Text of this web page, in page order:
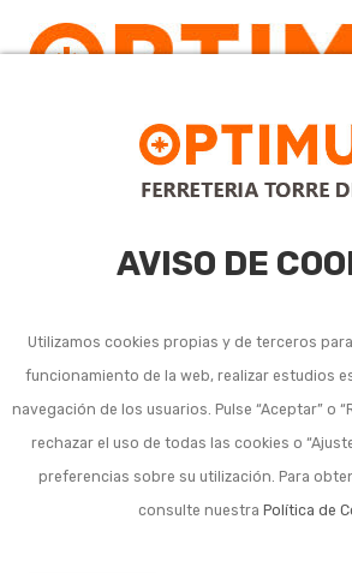
AVISO DE
Utilizamos cookies propias y de terceros
funcionamiento de la web, realizar estudios
navegación de los usuarios. Pulse “Aceptar” o
rechazar el uso de todas las cookies o
preferencias sobre su utilización. Para
consulte nuestra Política de
Herramienta
mantenimiento
césped